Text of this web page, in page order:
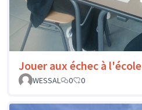
Jouer aux échec à l'école
WESSAL
0 0